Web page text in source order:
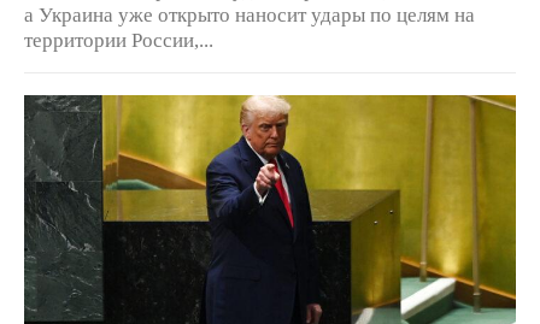
а Украина уже открыто наносит удары по целям на
территории России,...